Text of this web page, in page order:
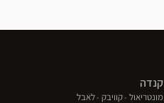
קנדה
מונטריאול(פתח
קוויבק(פתח
לאבל(פתח